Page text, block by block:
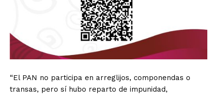
“El PAN no participa en arreglijos, componendas o
transas, pero sí hubo reparto de impunidad,